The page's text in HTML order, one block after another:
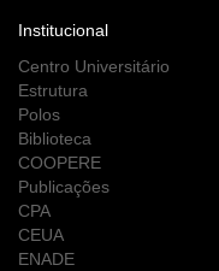
Institucional
Centro Universitário
Estrutura
Polos
Biblioteca
COOPERE
Publicações
CPA
CEUA
ENADE